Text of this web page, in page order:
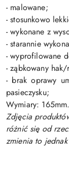
- malowane;
- stosunkowo
- wykonane z
- starannie
- wyprofilowane
- ząbkowany
- brak oprawy
pasieczysku;
Wymiary: 165mm.
Zdjęcia
różnić się od
zmienia to